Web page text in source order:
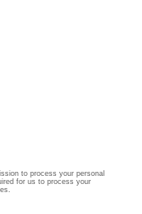
to process your personal
for us to process your